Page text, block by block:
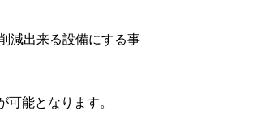
減出来る設備にする事
能となります。